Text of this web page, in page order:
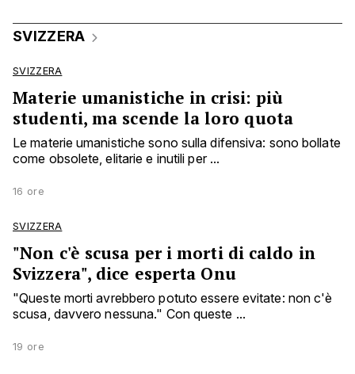
SVIZZERA
SVIZZERA
Materie umanistiche in crisi: più
studenti, ma scende la loro quota
Le materie umanistiche sono sulla difensiva: sono bollate
come obsolete, elitarie e inutili per ...
16 ore
SVIZZERA
"Non c'è scusa per i morti di caldo in
Svizzera", dice esperta Onu
"Queste morti avrebbero potuto essere evitate: non c'è
scusa, davvero nessuna." Con queste ...
19 ore